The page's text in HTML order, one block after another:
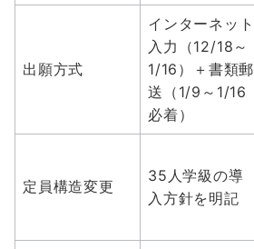
出願方式
インターネット
入力（12/18～
1/16）＋書類郵
送（1/9～1/16
必着）
定員構造変更
35人学級の導
入方針を明記